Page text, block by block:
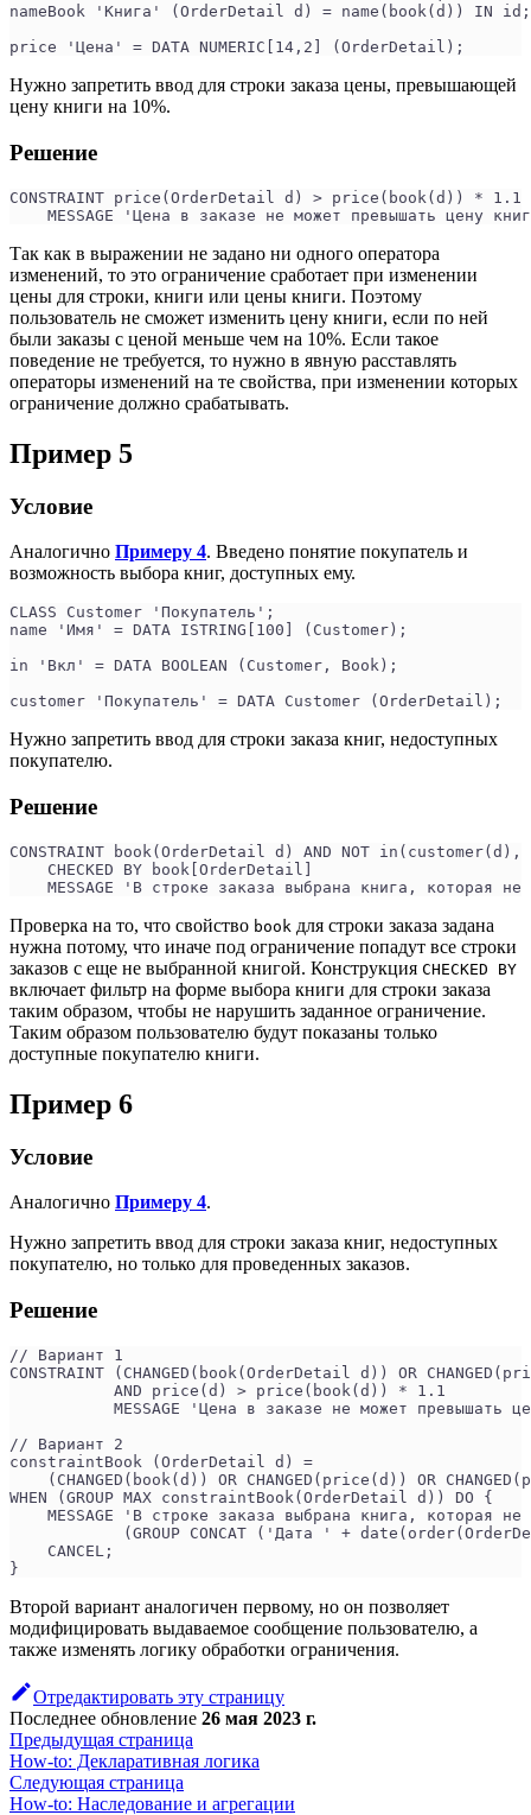
nameBook 'Книга' (OrderDetail d) = name(book(d)) IN id;
price 'Цена' = DATA NUMERIC[14,2] (OrderDetail);
Нужно запретить ввод для строки заказа цены, превышающей
цену книги на 10%.
Решение
CONSTRAINT price(OrderDetail d) > price(book(d)) * 1.1
MESSAGE 'Цена в заказе не может превышать цену
Так как в выражении не задано ни одного оператора
изменений, то это ограничение сработает при изменении
цены для строки, книги или цены книги. Поэтому
пользователь не сможет изменить цену книги, если по ней
были заказы с ценой меньше чем на 10%. Если такое
поведение не требуется, то нужно в явную расставлять
операторы изменений на те свойства, при изменении которых
ограничение должно срабатывать.
Пример 5
Условие
Аналогично Примеру 4. Введено понятие покупатель и
возможность выбора книг, доступных ему.
CLASS Customer 'Покупатель';
name 'Имя' = DATA ISTRING[100] (Customer);
in 'Вкл' = DATA BOOLEAN (Customer, Book);
customer 'Покупатель' = DATA Customer (OrderDetail);
Нужно запретить ввод для строки заказа книг, недоступных
покупателю.
Решение
CONSTRAINT book(OrderDetail d) AND NOT
    CHECKED BY book[OrderDetail]
MESSAGE 'В строке заказа выбрана книга, которая не
Проверка на то, что свойство book для строки заказа задана
нужна потому, что иначе под ограничение попадут все строки
заказов с еще не выбранной книгой. Конструкция CHECKED BY
включает фильтр на форме выбора книги для строки заказа
таким образом, чтобы не нарушить заданное ограничение.
Таким образом пользователю будут показаны только
доступные покупателю книги.
Пример 6
Условие
Аналогично Примеру 4.
Нужно запретить ввод для строки заказа книг, недоступных
покупателю, но только для проведенных заказов.
Решение
// Вариант 1
CONSTRAINT (CHANGED(book(OrderDetail d)) OR
           AND price(d) > price(book(d)) * 1.1
MESSAGE 'Цена в заказе не может превышать
// Вариант 2
constraintBook (OrderDetail d) =
(CHANGED(book(d)) OR CHANGED(price(d)) OR
WHEN (GROUP MAX constraintBook(OrderDetail d)) DO {
MESSAGE 'В строке заказа выбрана книга, которая
(GROUP CONCAT ('Дата ' +
    CANCEL;
}
Второй вариант аналогичен первому, но он позволяет
модифицировать выдаваемое сообщение пользователю, а
также изменять логику обработки ограничения.
Отредактировать эту страницу
Последнее обновление 26 мая 2023 г.
Предыдущая страница
How-to: Декларативная логика
Следующая страница
How-to: Наследование и агрегации